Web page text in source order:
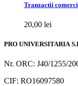
Tranzactii
20,00 lei
PRO UNIVERSITARIA
Nr. ORC: J40/1255/
CIF: RO16097580